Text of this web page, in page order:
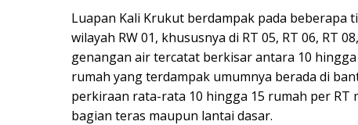
Luapan Kali Krukut berdampak pada beberapa
wilayah RW 01, khususnya di RT 05, RT 06, RT
genangan air tercatat berkisar antara 10
rumah yang terdampak umumnya berada di
perkiraan rata-rata 10 hingga 15 rumah per RT
bagian teras maupun lantai dasar.